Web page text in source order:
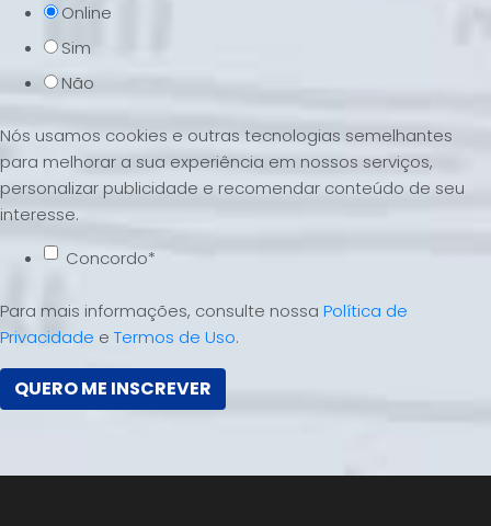
Online
Sim
Não
Nós usamos cookies e outras tecnologias semelhantes
para melhorar a sua experiência em nossos serviços,
personalizar publicidade e recomendar conteúdo de seu
interesse.
Concordo*
Para mais informações, consulte nossa Política de
Privacidade e Termos de Uso.